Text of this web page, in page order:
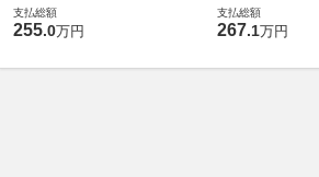
支払総額
255.0万円
支払総額
267.1万円